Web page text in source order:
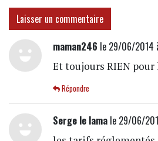
Laisser un commentaire
maman246 le 29/06/2014
Et toujours RIEN
Répondre
Serge le lamale 29/06/